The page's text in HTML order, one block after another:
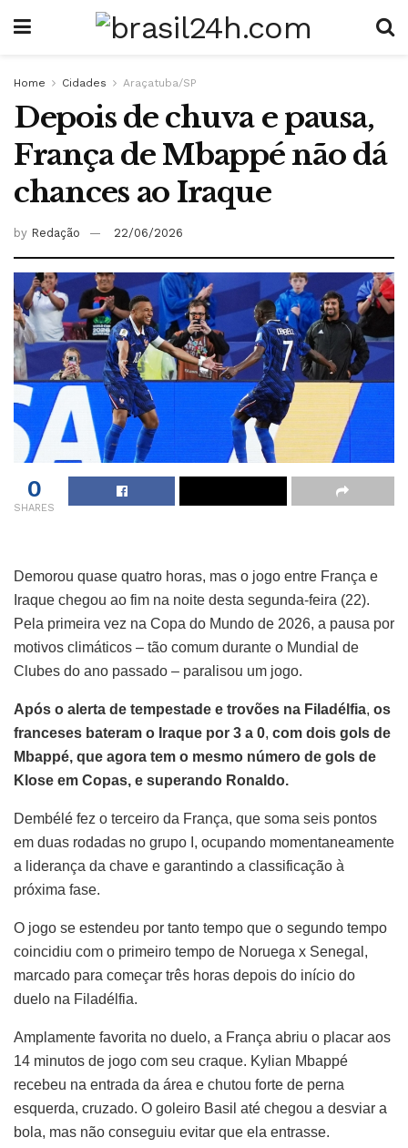
Home Cidades Araçatuba/SP
Depois de chuva e pausa,
França de Mbappé não dá
chances ao Iraque
by Redação 22/06/2026
0
SHARES
Demorou quase quatro horas, mas o jogo entre França e
Iraque chegou ao fim na noite desta segunda-feira (22).
Pela primeira vez na Copa do Mundo de 2026, a pausa por
motivos climáticos – tão comum durante o Mundial de
Clubes do ano passado – paralisou um jogo.
Após o alerta de tempestade e trovões na Filadélfia, os
franceses bateram o Iraque por 3 a 0, com dois gols de
Mbappé, que agora tem o mesmo número de gols de
Klose em Copas, e superando Ronaldo.
Dembélé fez o terceiro da França, que soma seis pontos
em duas rodadas no grupo I, ocupando momentaneamente
a liderança da chave e garantindo a classificação à
próxima fase.
O jogo se estendeu por tanto tempo que o segundo tempo
coincidiu com o primeiro tempo de Noruega x Senegal,
marcado para começar três horas depois do início do
duelo na Filadélfia.
Amplamente favorita no duelo, a França abriu o placar aos
14 minutos de jogo com seu craque. Kylian Mbappé
recebeu na entrada da área e chutou forte de perna
esquerda, cruzado. O goleiro Basil até chegou a desviar a
bola, mas não conseguiu evitar que ela entrasse.